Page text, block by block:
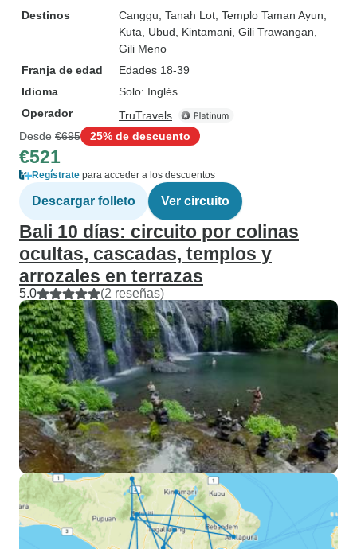
Destinos Canggu , Tanah Lot , Templo Taman Ayun
Kuta , Ubud , Kintamani , Gili Trawangan
Gili Meno
Franja de edad
Edades 18-39
Idioma
Solo: Inglés
Operador
TruTravels
Desde €695 25% de descuento
€521
Regístrate para acceder a los descuentos
Descargar folleto Ver circuito
Bali 10 días: circuito por colinas
ocultas, cascadas, templos y
arrozales en terrazas
5.0 (2 reseñas)